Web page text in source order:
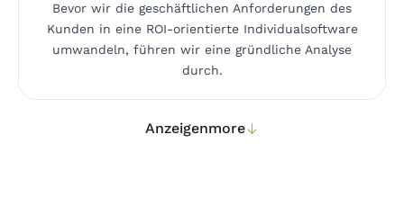
Bevor wir die geschäftlichen Anforderungen des
Kunden in eine ROI-orientierte Individualsoftware
umwandeln, führen wir eine gründliche Analyse
durch.
Anzeigenmore